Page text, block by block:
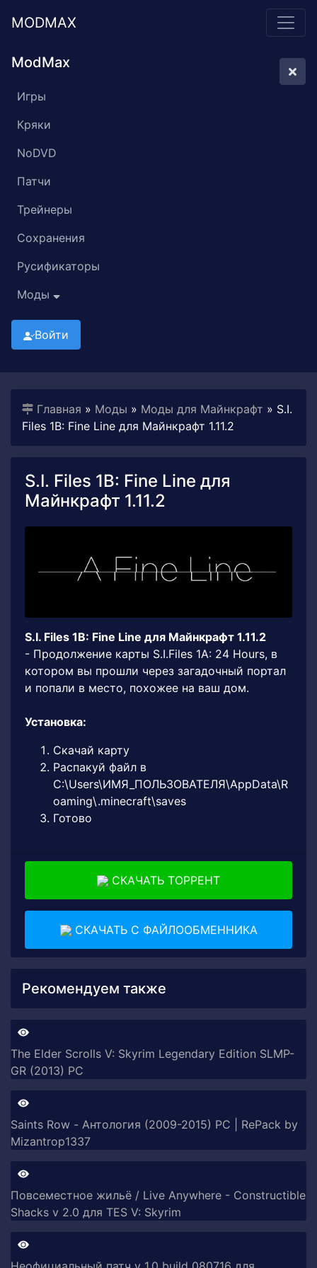
MODMAX
ModMax
Игры
Кряки
NoDVD
Патчи
Трейнеры
Сохранения
Русификаторы
Моды
Войти
Главная » Моды » Моды для Майнкрафт » S.I.
Files 1B: Fine Line для Майнкрафт 1.11.2
S.I. Files 1B: Fine Line для
Майнкрафт 1.11.2
S.I. Files 1B: Fine Line для Майнкрафт 1.11.2
- Продолжение карты S.I.Files 1A: 24 Hours, в
котором вы прошли через загадочный портал
и попали в место, похожее на ваш дом.
Установка:
Скачай карту
Распакуй файл в
C:\Users\ИМЯ_ПОЛЬЗОВАТЕЛЯ\AppData\R
oaming\.minecraft\saves
Готово
СКАЧАТЬ ТОРРЕНТ
СКАЧАТЬ С ФАЙЛООБМЕННИКА
Рекомендуем также
The Elder Scrolls V: Skyrim Legendary Edition SLMP-
GR (2013) PC
Saints Row - Антология (2009-2015) PC | RePack by
Mizantrop1337
Повсеместное жильё / Live Anywhere - Constructible
Shacks v 2.0 для TES V: Skyrim